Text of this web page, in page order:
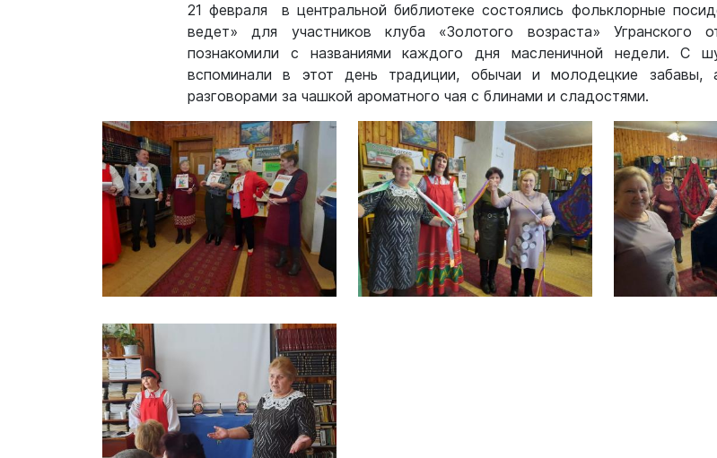
21 февраля в центральной библиотеке состоялись фольклорные
ведет» для участников клуба «Золотого возраста» Угранского
познакомили с названиями каждого дня масленичной недели. С
вспоминали в этот день традиции, обычаи и молодецкие забавы,
разговорами за чашкой ароматного чая с блинами и сладостями.